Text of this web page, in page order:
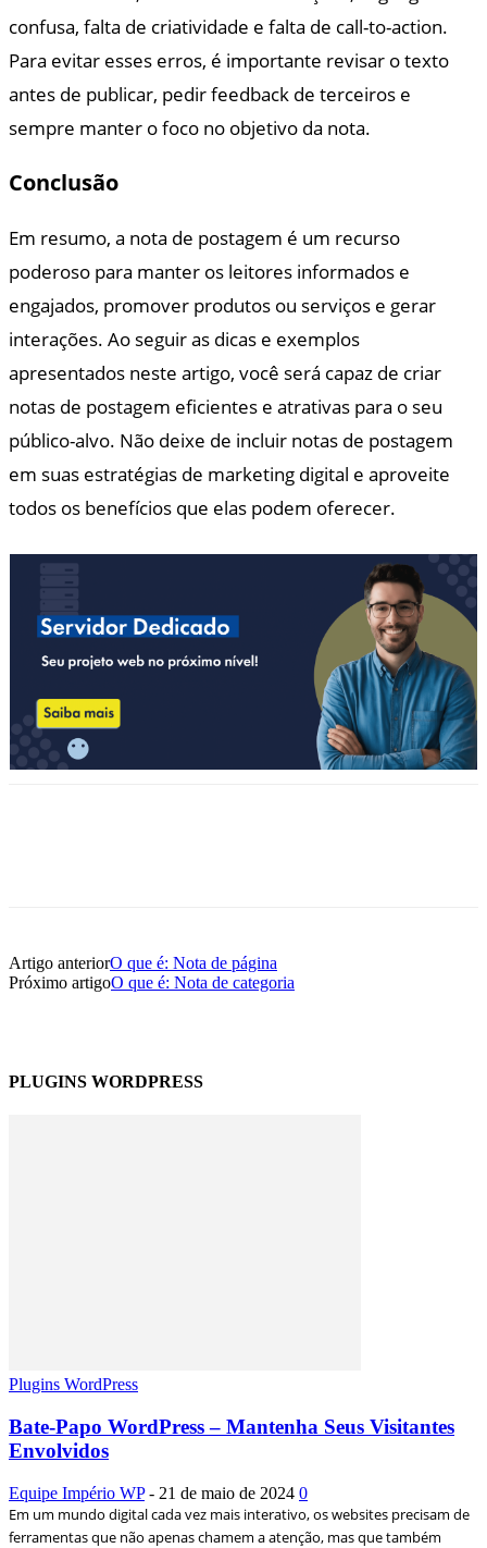
confusa, falta de criatividade e falta de call-to-action.
Para evitar esses erros, é importante revisar o texto
antes de publicar, pedir feedback de terceiros e
sempre manter o foco no objetivo da nota.
Conclusão
Em resumo, a nota de postagem é um recurso
poderoso para manter os leitores informados e
engajados, promover produtos ou serviços e gerar
interações. Ao seguir as dicas e exemplos
apresentados neste artigo, você será capaz de criar
notas de postagem eficientes e atrativas para o seu
público-alvo. Não deixe de incluir notas de postagem
em suas estratégias de marketing digital e aproveite
todos os benefícios que elas podem oferecer.
Artigo anteriorO que é: Nota de página
Próximo artigoO que é: Nota de categoria
PLUGINS WORDPRESS
Plugins WordPress
Bate-Papo WordPress – Mantenha Seus Visitantes
Envolvidos
Equipe Império WP - 21 de maio de 2024 0
Em um mundo digital cada vez mais interativo, os websites precisam de
ferramentas que não apenas chamem a atenção, mas que também